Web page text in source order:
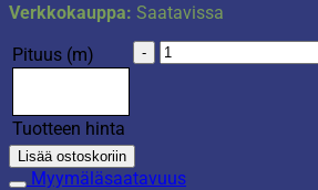
Verkkokauppa: Saatavissa
Pituus (m)
Tuotteen hinta
Matto
100cm
Lisää ostoskoriin
Myymäläsaatavuus